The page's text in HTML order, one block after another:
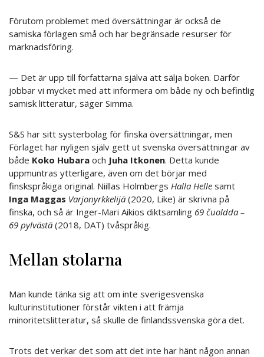
Förutom problemet med översättningar är också de
samiska förlagen små och har begränsade resurser för
marknadsföring.
— Det är upp till författarna själva att sälja boken. Därför
jobbar vi mycket med att informera om både ny och befintlig
samisk litteratur, säger Simma.
S&S har sitt systerbolag för finska översättningar, men
Förlaget har nyligen själv gett ut svenska översättningar av
både Koko Hubara och Juha Itkonen. Detta kunde
uppmuntras ytterligare, även om det börjar med
finskspråkiga original. Niillas Holmbergs Halla Helle samt
Inga Maggas Varjonyrkkelijä (2020, Like) är skrivna på
finska, och så är Inger-Mari Aikios diktsamling 69 čuoldda –
69 pylvästä (2018, DAT) tvåspråkig.
Mellan stolarna
Man kunde tänka sig att om inte sverigesvenska
kulturinstitutioner förstår vikten i att främja
minoritetslitteratur, så skulle de finlandssvenska göra det.
Trots det verkar det som att det inte har hänt någon annan